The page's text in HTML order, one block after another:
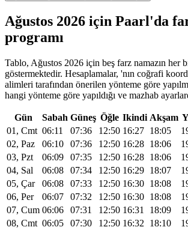
Ağustos 2026 için Paarl'da
programı
Tablo, Ağustos 2026 için beş farz namazın her
göstermektedir. Hesaplamalar, 'nın coğrafi
alimleri tarafından önerilen yönteme göre
hangi yönteme göre yapıldığı ve mazhab
Gün Sabah Güneş Öğle Ikindi Akşam
01, Cmt 06:11 07:36 12:50 16:27 18:05
02, Paz
06:10 07:36 12:50 16:28 18:06
03, Pzt
06:09 07:35 12:50 16:28 18:06
04, Sal
06:08 07:34 12:50 16:29 18:07
05, Çar
06:08 07:33 12:50 16:30 18:08
06, Per
06:07 07:32 12:50 16:30 18:08
07, Cum 06:06 07:31 12:50 16:31 18:09
08, Cmt 06:05 07:30 12:50 16:32 18:10